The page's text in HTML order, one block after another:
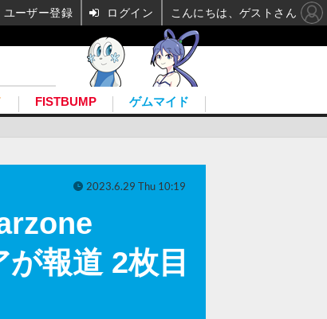
FISTBUMP ゲムマイド
報道 2枚目
2023.6.29 Thu 10:19
ユーザー登録 ログイン こんにちは、ゲストさん